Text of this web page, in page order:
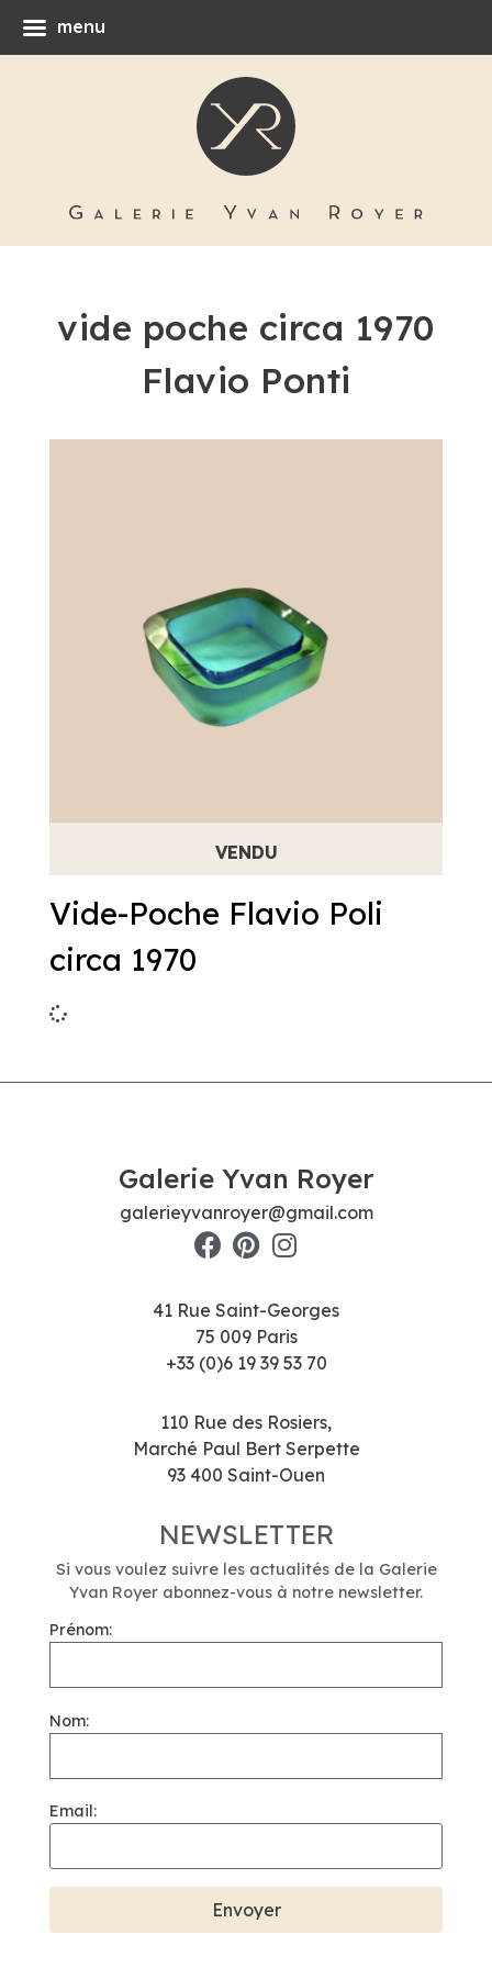
vide poche circa 1970
Flavio Ponti
Vide-Poche Flavio Poli
circa 1970
Galerie Yvan Royer
galerieyvanroyer@gmail.com
41 Rue Saint-Georges
75 009 Paris
+33 (0)6 19 39 53 70
110 Rue des Rosiers,
Marché Paul Bert Serpette
93 400 Saint-Ouen
NEWSLETTER
Si vous voulez suivre les actualités de la Galerie
Yvan Royer abonnez-vous à notre newsletter.
Prénom:
Nom:
Email:
menu